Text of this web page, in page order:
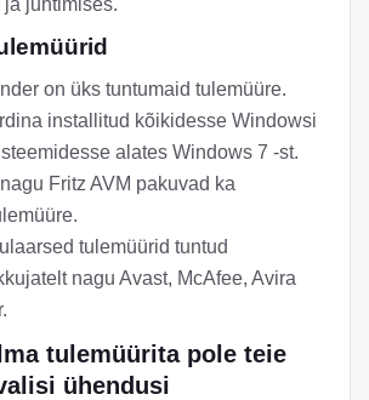
juhtimises.
on üks tuntumaid tulemüüre.
installitud kõikidesse Windowsi
alates Windows 7 -st.
Fritz AVM pakuvad ka
tulemüürid tuntud
nagu Avast, McAfee, Avira
tulemüürita pole teie
ühendusi